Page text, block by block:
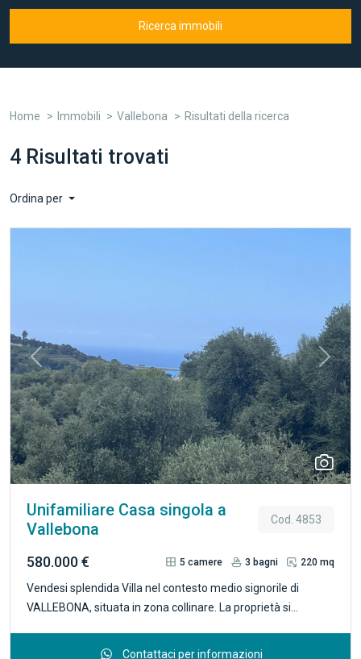
Ricerca immobili
Home Immobili Vallebona Risultati della ricerca
4 Risultati trovati
Ordina per
Previous Next
Unifamiliare Casa singola a
Vallebona
Cod. 4853
580.000 € 5camere 3 bagni 220 mq
Vendesi splendida Villa nel contesto medio signorile di
VALLEBONA, situata in zona collinare. La proprietà si
e un Appartamento al piano primo. La villa è composta in
Contattaci per informazioni